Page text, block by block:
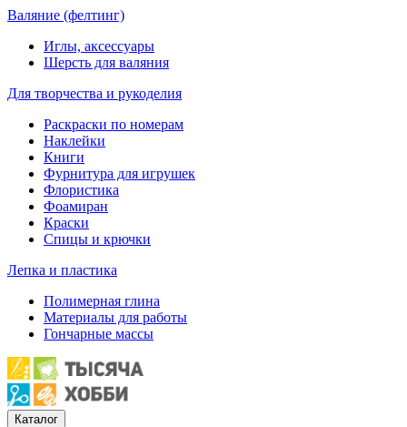
Валяние (фелтинг)
Иглы, аксессуары
Шерсть для валяния
Для творчества и рукоделия
Раскраски по номерам
Наклейки
Книги
Фурнитура для игрушек
Флористика
Фоамиран
Краски
Спицы и крючки
Лепка и пластика
Полимерная глина
Материалы для работы
Гончарные массы
Каталог